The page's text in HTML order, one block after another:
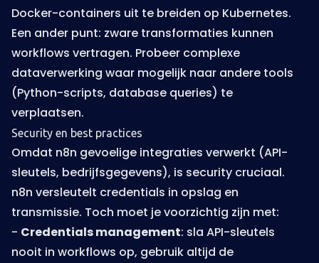
Docker-containers uit te breiden op Kubernetes.
Een ander punt: zware transformaties kunnen
workflows vertragen. Probeer complexe
dataverwerking waar mogelijk naar andere tools
(Python-scripts, database queries) te
verplaatsen.
Security en best practices
Omdat n8n gevoelige integraties verwerkt (API-
sleutels, bedrijfsgegevens), is security cruciaal.
n8n versleutelt credentials in opslag en
transmissie. Toch moet je voorzichtig zijn met:
- Credentials management: sla API-sleutels
nooit in workflows op, gebruik altijd de